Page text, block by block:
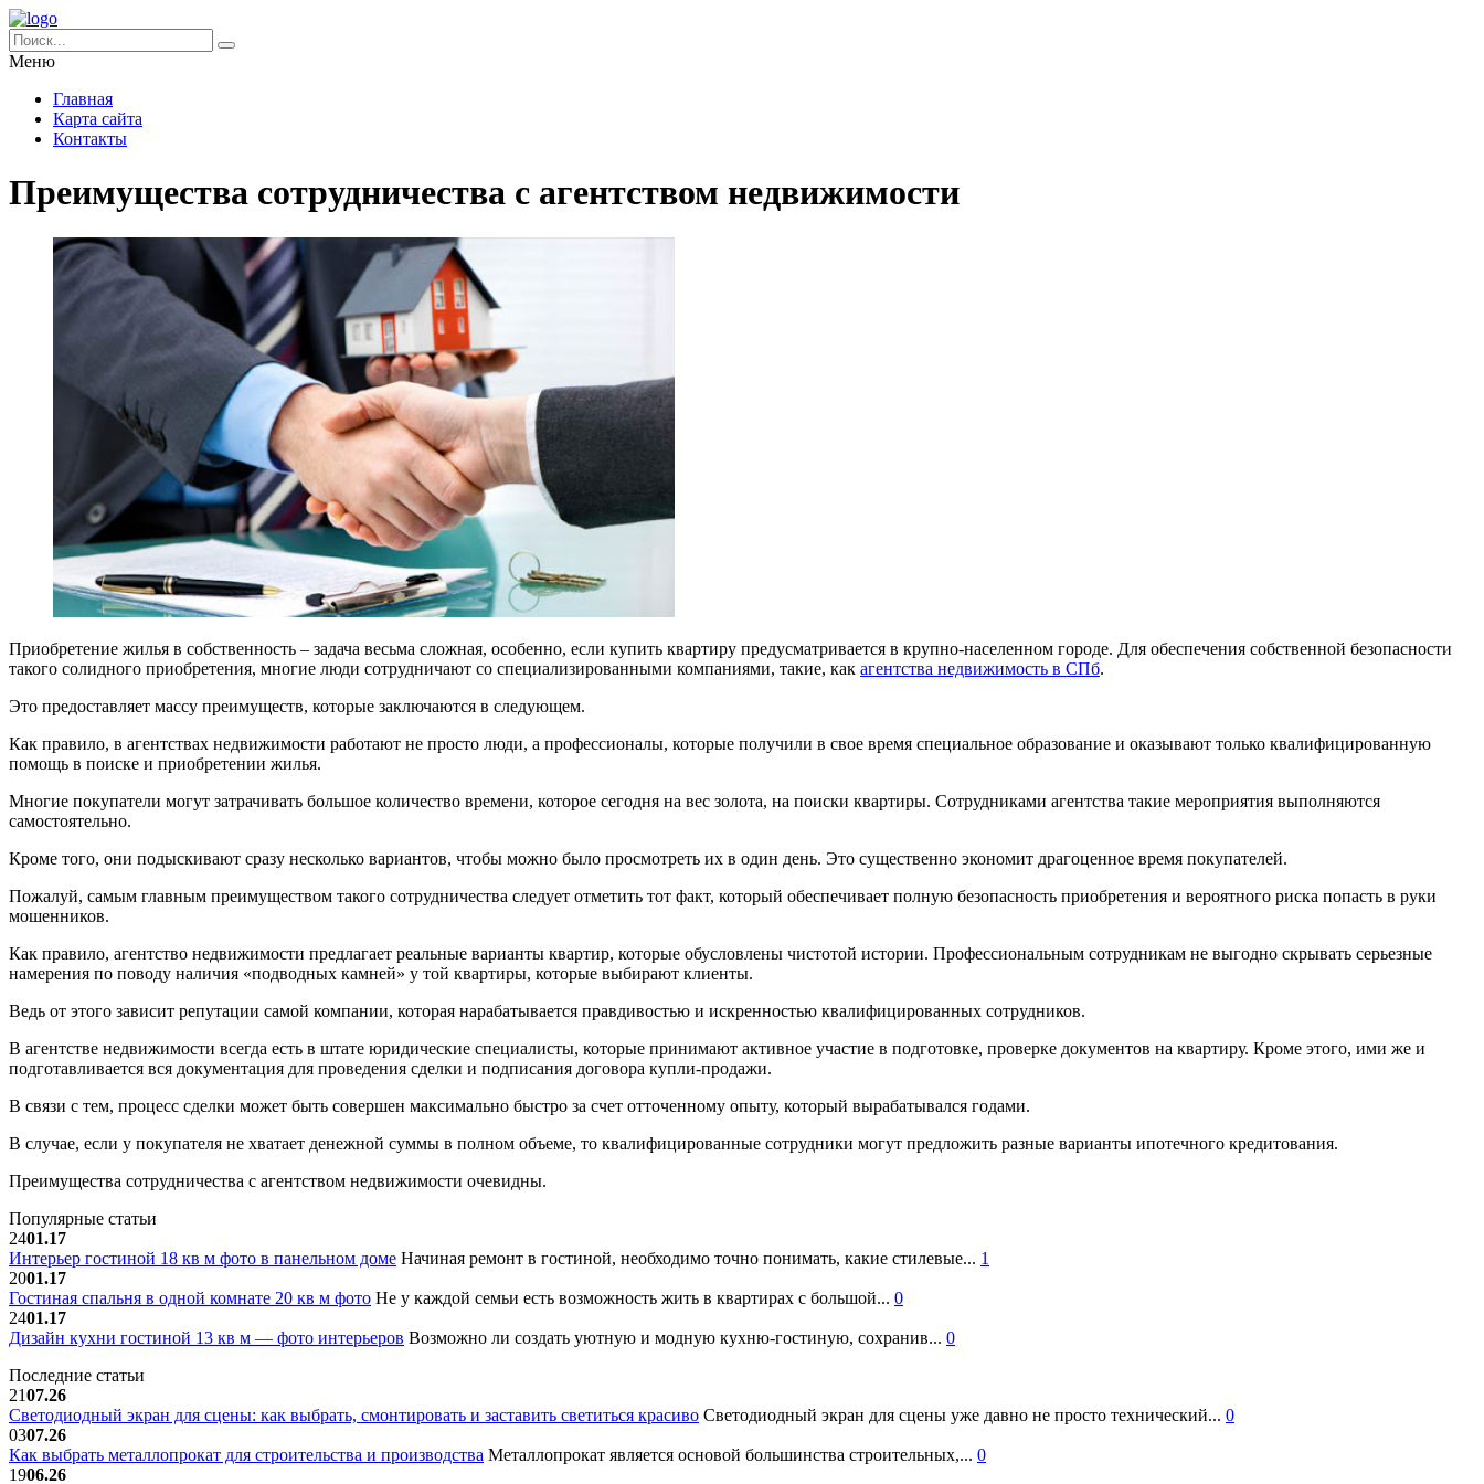
Меню
Главная
Карта сайта
Контакты
Преимущества сотрудничества с агентством недвижимости
Приобретение жилья в собственность – задача весьма сложная, особенно, если купить квартиру предусматривается в крупно-населенном городе. Для обеспечения собственной безопасности
такого солидного приобретения, многие люди сотрудничают со специализированными компаниями, такие, как агентства недвижимость в СПб.
Это предоставляет массу преимуществ, которые заключаются в следующем.
Как правило, в агентствах недвижимости работают не просто люди, а профессионалы, которые получили в свое время специальное образование и оказывают только квалифицированную
помощь в поиске и приобретении жилья.
Многие покупатели могут затрачивать большое количество времени, которое сегодня на вес золота, на поиски квартиры. Сотрудниками агентства такие мероприятия выполняются
самостоятельно.
Кроме того, они подыскивают сразу несколько вариантов, чтобы можно было просмотреть их в один день. Это существенно экономит драгоценное время покупателей.
Пожалуй, самым главным преимуществом такого сотрудничества следует отметить тот факт, который обеспечивает полную безопасность приобретения и вероятного риска попасть в руки
мошенников.
Как правило, агентство недвижимости предлагает реальные варианты квартир, которые обусловлены чистотой истории. Профессиональным сотрудникам не выгодно скрывать серьезные
намерения по поводу наличия «подводных камней» у той квартиры, которые выбирают клиенты.
Ведь от этого зависит репутации самой компании, которая нарабатывается правдивостью и искренностью квалифицированных сотрудников.
В агентстве недвижимости всегда есть в штате юридические специалисты, которые принимают активное участие в подготовке, проверке документов на квартиру. Кроме этого, ими же и
подготавливается вся документация для проведения сделки и подписания договора купли-продажи.
В связи с тем, процесс сделки может быть совершен максимально быстро за счет отточенному опыту, который вырабатывался годами.
В случае, если у покупателя не хватает денежной суммы в полном объеме, то квалифицированные сотрудники могут предложить разные варианты ипотечного кредитования.
Преимущества сотрудничества с агентством недвижимости очевидны.
Популярные статьи
2401.17
Интерьер гостиной 18 кв м фото в панельном доме Начиная ремонт в гостиной, необходимо точно понимать, какие стилевые... 1
2001.17
Гостиная спальня в одной комнате 20 кв м фото Не у каждой семьи есть возможность жить в квартирах с большой... 0
2401.17
Дизайн кухни гостиной 13 кв м — фото интерьеров Возможно ли создать уютную и модную кухню-гостиную, сохранив... 0
Последние статьи
2107.26
Светодиодный экран для сцены: как выбрать, смонтировать и заставить светиться красиво Светодиодный экран для сцены уже давно не просто технический... 0
0307.26
Как выбрать металлопрокат для строительства и производства Металлопрокат является основой большинства строительных,... 0
1906.26